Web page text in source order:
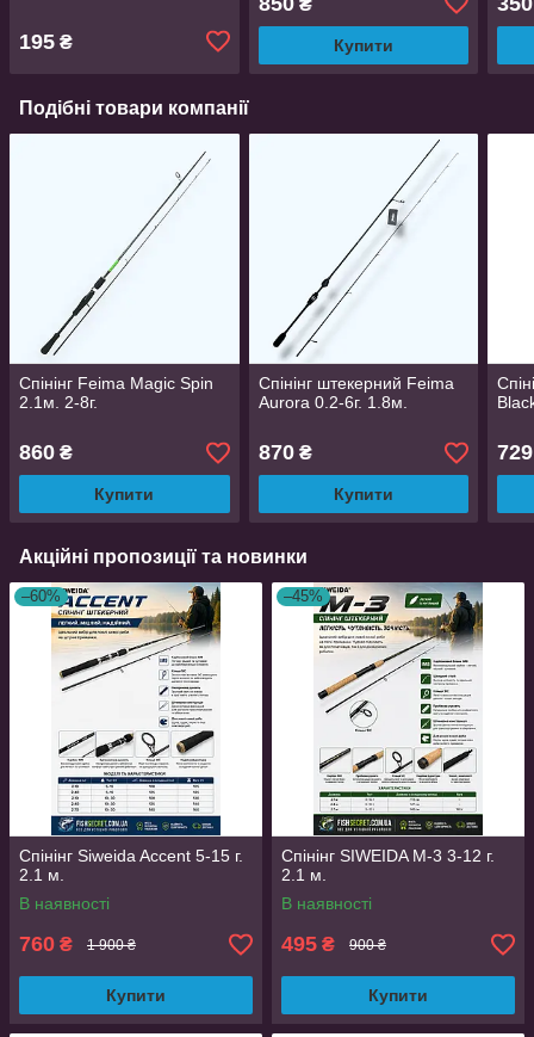
195 ₴ Купити
Подібні товари компанії
Спінінг Feima Magic Spin
2.1м. 2-8г.
860 ₴
Купити
Спінінг штекерний Feima
Aurora 0.2-6г. 1.8м.
870₴
Купити
729
Акційні пропозиції та новинки
–60%
Спінінг Siweida Accent 5-15 г.
2.1 м.
В наявності
760 ₴ 1 900 ₴
Купити
–45%
Спінінг SIWEIDA M-3 3-12 г.
2.1 м.
В наявності
495 ₴ 900 ₴
Купити